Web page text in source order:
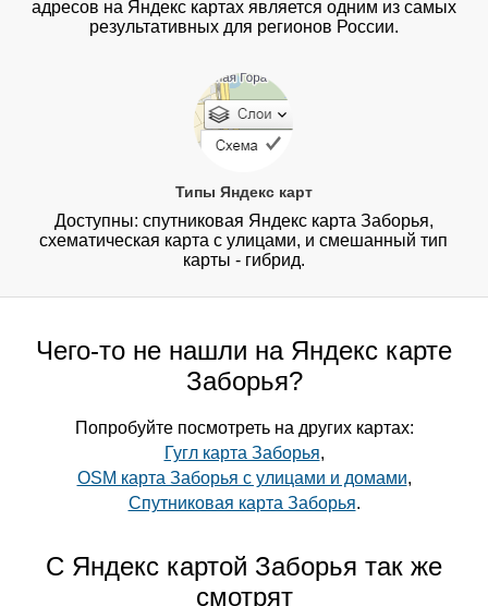
адресов на Яндекс картах является одним из самых
результативных для регионов России.
Типы Яндекс карт
Доступны: спутниковая Яндекс карта Заборья,
схематическая карта с улицами, и смешанный тип
карты - гибрид.
Чего-то не нашли на Яндекс карте
Заборья?
Попробуйте посмотреть на других картах:
Гугл карта Заборья,
OSM карта Заборья с улицами и домами,
Спутниковая карта Заборья.
С Яндекс картой Заборья так же
смотрят